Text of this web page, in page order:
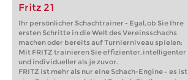
Fritz 21
Ihr persönlicher Schachtrainer - Egal, ob Sie Ihre
ersten Schritte in die Welt des Vereinsschachs
machen oder bereits auf Turnierniveau spielen:
Mit FRITZ trainieren Sie effizienter, intelligenter
und individueller als je zuvor.
FRITZ ist mehr als nur eine Schach-Engine – es ist